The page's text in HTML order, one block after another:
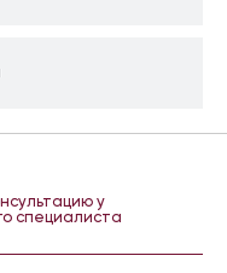
у
специалиста